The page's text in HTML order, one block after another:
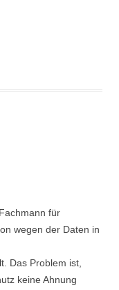
für
wegen der Daten in
Das Problem ist,
keine Ahnung